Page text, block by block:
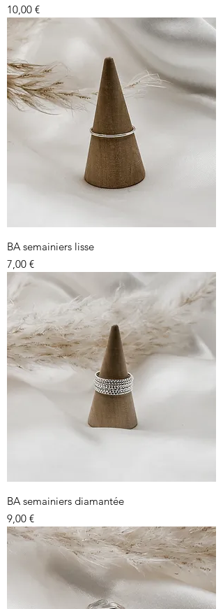
Prix
10,00 €
BA semainiers lisse
Prix
7,00 €
BA semainiers diamantée
Prix
9,00 €